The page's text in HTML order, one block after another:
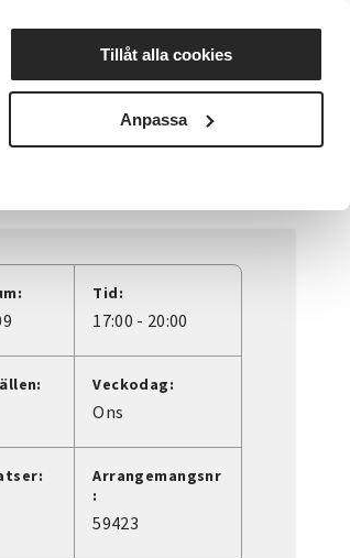
Tillåt alla cookies
Anpassa
Nyheter Avdelningar
Tid:
17:00 - 20:00
Veckodag:
Ons
Arrangemangsnr
:
59423